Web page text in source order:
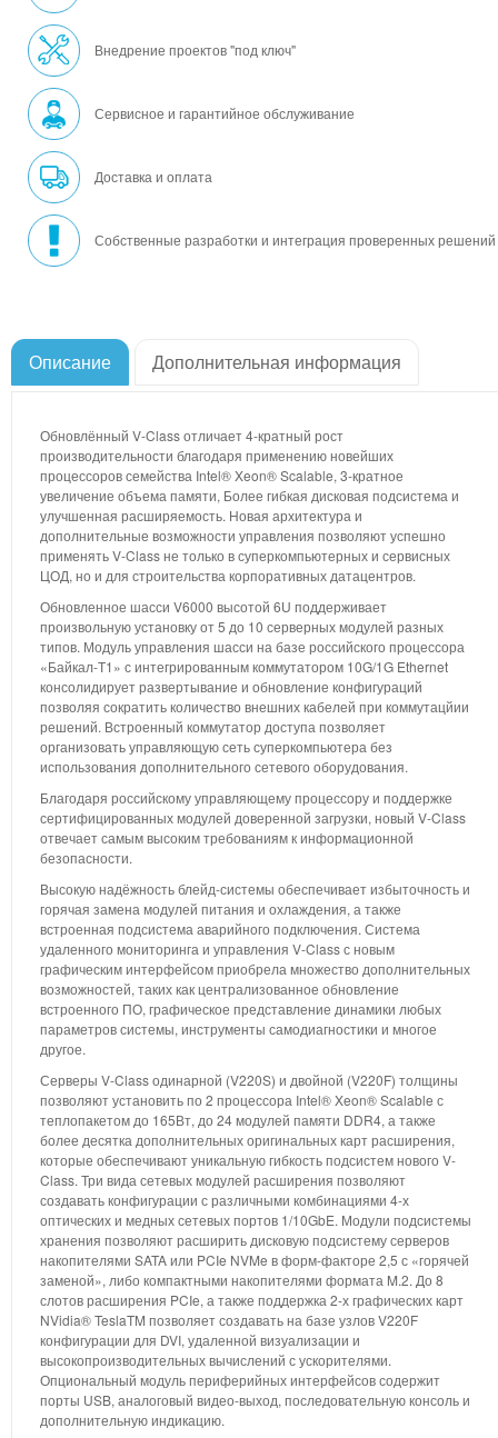
Внедрение проектов "под ключ"
Сервисное и гарантийное обслуживание
Доставка и оплата
Собственные разработки и интеграция проверенных решений
Описание Дополнительная информация
Обновлённый V-Class отличает 4-кратный рост
производительности благодаря применению новейших
процессоров семейства Intel® Xeon® Scalable, 3-кратное
увеличение объема памяти, Более гибкая дисковая подсистема и
улучшенная расширяемость. Новая архитектура и
дополнительные возможности управления позволяют успешно
применять V-Class не только в суперкомпьютерных и сервисных
ЦОД, но и для строительства корпоративных датацентров.
Обновленное шасси V6000 высотой 6U поддерживает
произвольную установку от 5 до 10 серверных модулей разных
типов. Модуль управления шасси на базе российского процессора
«Байкал-Т1» с интегрированным коммутатором 10G/1G Ethernet
консолидирует развертывание и обновление конфигураций
позволяя сократить количество внешних кабелей при коммутацйии
решений. Встроенный коммутатор доступа позволяет
организовать управляющую сеть суперкомпьютера без
использования дополнительного сетевого оборудования.
Благодаря российскому управляющему процессору и поддержке
сертифицированных модулей доверенной загрузки, новый V-Class
отвечает самым высоким требованиям к информационной
безопасности.
Высокую надёжность блейд-системы обеспечивает избыточность и
горячая замена модулей питания и охлаждения, а также
встроенная подсистема аварийного подключения. Система
удаленного мониторинга и управления V-Class с новым
графическим интерфейсом приобрела множество дополнительных
возможностей, таких как централизованное обновление
встроенного ПО, графическое представление динамики любых
параметров системы, инструменты самодиагностики и многое
другое.
Серверы V-Class одинарной (V220S) и двойной (V220F) толщины
позволяют установить по 2 процессора Intel® Xeon® Scalable с
теплопакетом до 165Вт, до 24 модулей памяти DDR4, а также
более десятка дополнительных оригинальных карт расширения,
которые обеспечивают уникальную гибкость подсистем нового V-
Class. Три вида сетевых модулей расширения позволяют
создавать конфигурации с различными комбинациями 4-х
оптических и медных сетевых портов 1/10GbE. Модули подсистемы
хранения позволяют расширить дисковую подсистему серверов
накопителями SATA или PCIe NVMe в форм-факторе 2,5 с «горячей
заменой», либо компактными накопителями формата M.2. До 8
слотов расширения PCIe, а также поддержка 2-х графических карт
NVidia® TeslaTM позволяет создавать на базе узлов V220F
конфигурации для DVI, удаленной визуализации и
высокопроизводительных вычислений с ускорителями.
Опциональный модуль периферийных интерфейсов содержит
порты USB, аналоговый видео-выход, последовательную консоль и
дополнительную индикацию.